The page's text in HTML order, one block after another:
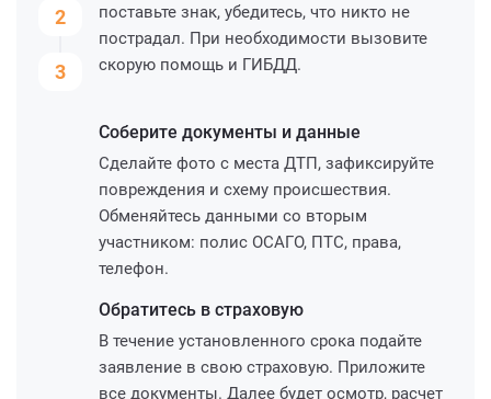
2
3
поставьте знак, убедитесь, что никто не
пострадал. При необходимости вызовите
скорую помощь и ГИБДД.
Соберите документы и данные
Сделайте фото с места ДТП, зафиксируйте
повреждения и схему происшествия.
Обменяйтесь данными со вторым
участником: полис ОСАГО, ПТС, права,
телефон.
Обратитесь в страховую
В течение установленного срока подайте
заявление в свою страховую. Приложите
все документы. Далее будет осмотр, расчет